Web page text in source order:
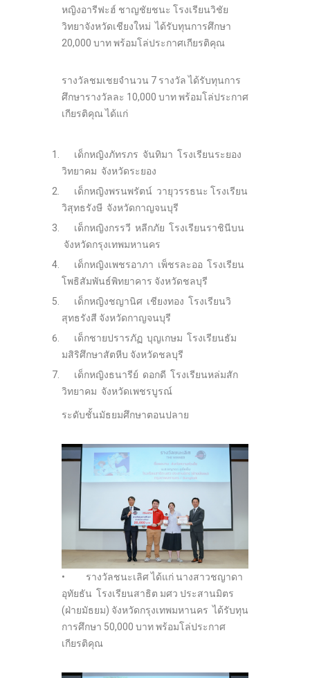
หญิงอารีฟะฮ์ ชาญชัยชนะ โรงเรียนวิชัย
วิทยาจังหวัดเชียงใหม่ ได้รับทุนการศึกษา
20,000 บาท พร้อมโล่ประกาศเกียรติคุณ
รางวัลชมเชยจำนวน 7 รางวัล ได้รับทุนการ
ศึกษารางวัลละ 10,000 บาท พร้อมโล่ประกาศ
เกียรติคุณ ได้แก่
เด็กหญิงภัทรภร จันทิมา โรงเรียนระยอง
วิทยาคม จังหวัดระยอง
เด็กหญิงพรนพรัตน์ วายุวรรธนะ โรงเรียน
วิสุทธรังษี จังหวัดกาญจนบุรี
เด็กหญิงกรรวี หลีกภัย โรงเรียนราชินีบน
จังหวัดกรุงเทพมหานคร
เด็กหญิงเพชรอาภา เพ็ชรละออ โรงเรียน
โพธิสัมพันธ์พิทยาคาร จังหวัดชลบุรี
เด็กหญิงชญานิศ เชียงทอง โรงเรียนวิ
สุทธรังสี จังหวัดกาญจนบุรี
เด็กชายปรารภัฏ บุญเกษม โรงเรียนธัม
มสิริศึกษาสัตหีบ จังหวัดชลบุรี
เด็กหญิงธนารีย์ ดอกดี โรงเรียนหล่มสัก
วิทยาคม จังหวัดเพชรบูรณ์
ระดับชั้นมัธยมศึกษาตอนปลาย
• รางวัลชนะเลิศ ได้แก่ นางสาวชญาดา
อุทัยธัน โรงเรียนสาธิต มศว ประสานมิตร
(ฝ่ายมัธยม) จังหวัดกรุงเทพมหานคร ได้รับทุน
การศึกษา 50,000 บาท พร้อมโล่ประกาศ
เกียรติคุณ